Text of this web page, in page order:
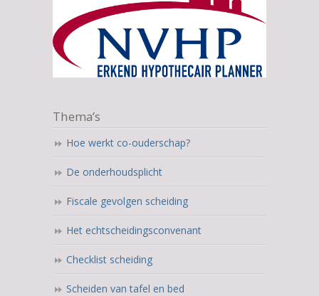
Thema’s
Hoe werkt co-ouderschap?
De onderhoudsplicht
Fiscale gevolgen scheiding
Het echtscheidingsconvenant
Checklist scheiding
Scheiden van tafel en bed